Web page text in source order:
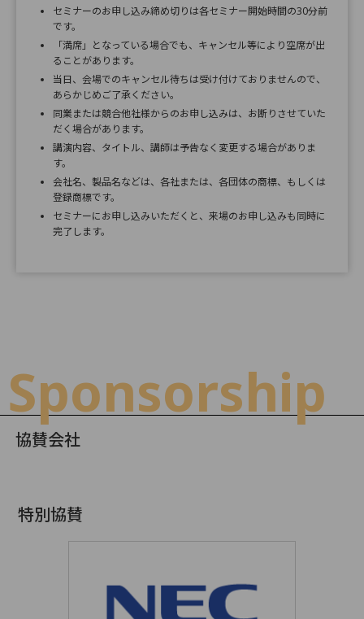
セミナーのお申し込み締め切りは各セミナー開始時間の30分前
です。
「満席」となっている場合でも、キャンセル等により空席が出
ることがあります。
当日、会場でのキャンセル待ちは受け付けておりませんので、
あらかじめご了承ください。
同業または競合他社様からのお申し込みは、お断りさせていた
だく場合があります。
講演内容、タイトル、講師は予告なく変更する場合がありま
す。
会社名、製品名などは、各社または、各団体の商標、もしくは
登録商標です。
セミナーにお申し込みいただくと、来場のお申し込みも同時に
完了します。
Sponsorship
協賛会社
特別協賛